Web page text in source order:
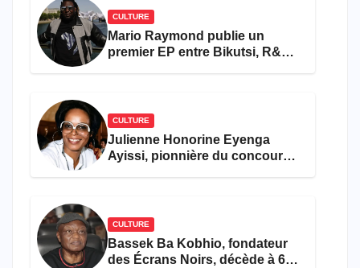
CULTURE
Mario Raymond publie un
premier EP entre Bikutsi, R&B
CULTURE
Julienne Honorine Eyenga
Ayissi, pionnière du concours
CULTURE
Bassek Ba Kobhio, fondateur
des Écrans Noirs, décède à 69